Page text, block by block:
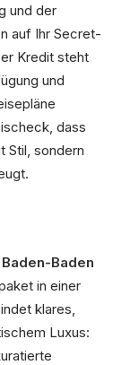
und der
auf Ihr Secret-
Kredit steht
und
dass
Stil, sondern
Baden
in einer
klares,
Luxus: